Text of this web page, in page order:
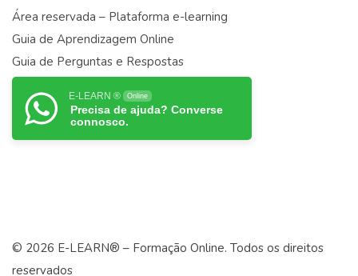
Área reservada – Plataforma e-learning
Guia de Aprendizagem Online
Guia de Perguntas e Respostas
E-LEARN ® Online
Precisa de ajuda? Converse
connosco.
© 2026 E-LEARN® – Formação Online. Todos os direitos
reservados